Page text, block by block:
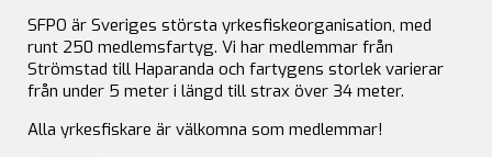
SFPO är Sveriges största yrkesfiskeorganisation, med
runt 250 medlemsfartyg. Vi har medlemmar från
Strömstad till Haparanda och fartygens storlek varierar
från under 5 meter i längd till strax över 34 meter.
Alla yrkesfiskare är välkomna som medlemmar!